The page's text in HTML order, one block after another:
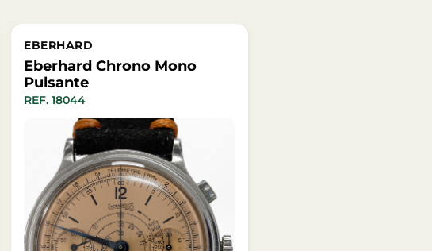
EBERHARD
Eberhard Chrono Mono
Pulsante
REF. 18044